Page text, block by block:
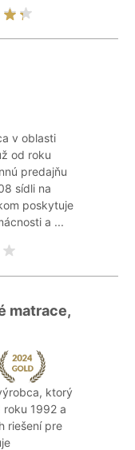
v oblasti
od roku
predajňu
sídli na
poskytuje
a ...
matrace,
ktorý
roku 1992 a
riešení pre